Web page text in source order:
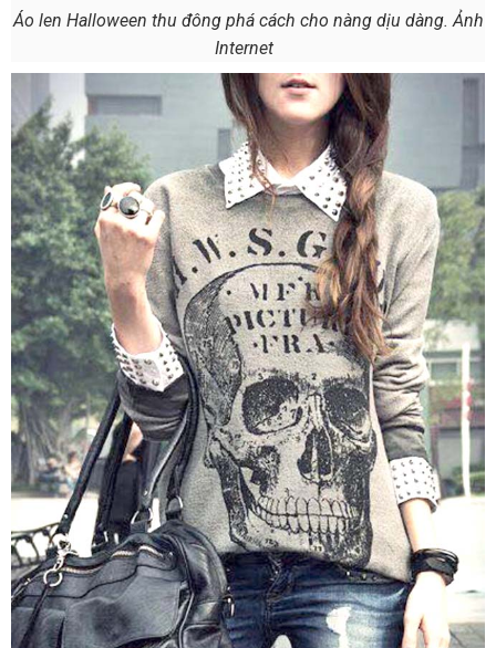
Áo len Halloween thu đông phá cách cho nàng dịu dàng. Ảnh
Internet